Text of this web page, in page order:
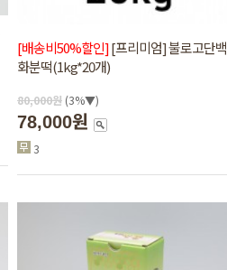
[배송비50%할인][프리미엄] 불로고단백
화분떡(1kg*20개)
80,000원 (3%▼)
78,000원
3